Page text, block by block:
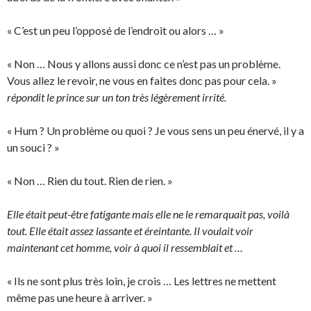
« C’est un peu l’opposé de l’endroit ou alors … »
« Non … Nous y allons aussi donc ce n’est pas un problème.
Vous allez le revoir, ne vous en faites donc pas pour cela. »
répondit le prince sur un ton très légèrement irrité.
« Hum ? Un problème ou quoi ? Je vous sens un peu énervé, il y a
un souci ? »
« Non … Rien du tout. Rien de rien. »
Elle était peut-être fatigante mais elle ne le remarquait pas, voilà
tout. Elle était assez lassante et éreintante. Il voulait voir
maintenant cet homme, voir à quoi il ressemblait et …
« Ils ne sont plus très loin, je crois … Les lettres ne mettent
même pas une heure à arriver. »